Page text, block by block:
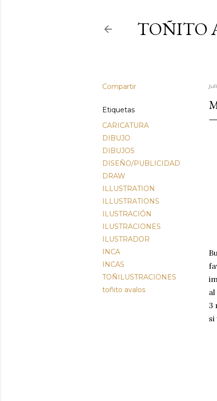
TOÑITO
Compartir
Etiquetas
CARICATURA
DIBUJO
DIBUJOS
DISEÑO/PUBLICIDAD
DRAW
ILLUSTRATION
ILLUSTRATIONS
ILUSTRACIÓN
ILUSTRACIONES
ILUSTRADOR
INCA
INCAS
TOÑILUSTRACIONES
toñito avalos
3
si